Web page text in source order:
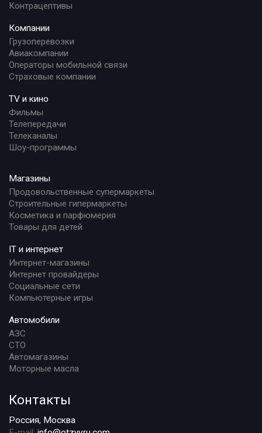
Контрацептивы
Компании
Грузоперевозки
Авиакомпании
Операторы мобильной связи
Страховые компании
TV и кино
Фильмы
Телепередачи
Телеканалы
Шоу-программы
Магазины
Продовольственные супермаркеты
Строительные гипермаркеты
Косметика и парфюмерия
Товары для детей
IT и интернет
Интернет-магазины
Интернет провайдеры
Социальные сети
Компьютерные игры
Автомобили
АЗС
СТО
Автомагазины
Моторные масла
Контакты
Россия, Москва